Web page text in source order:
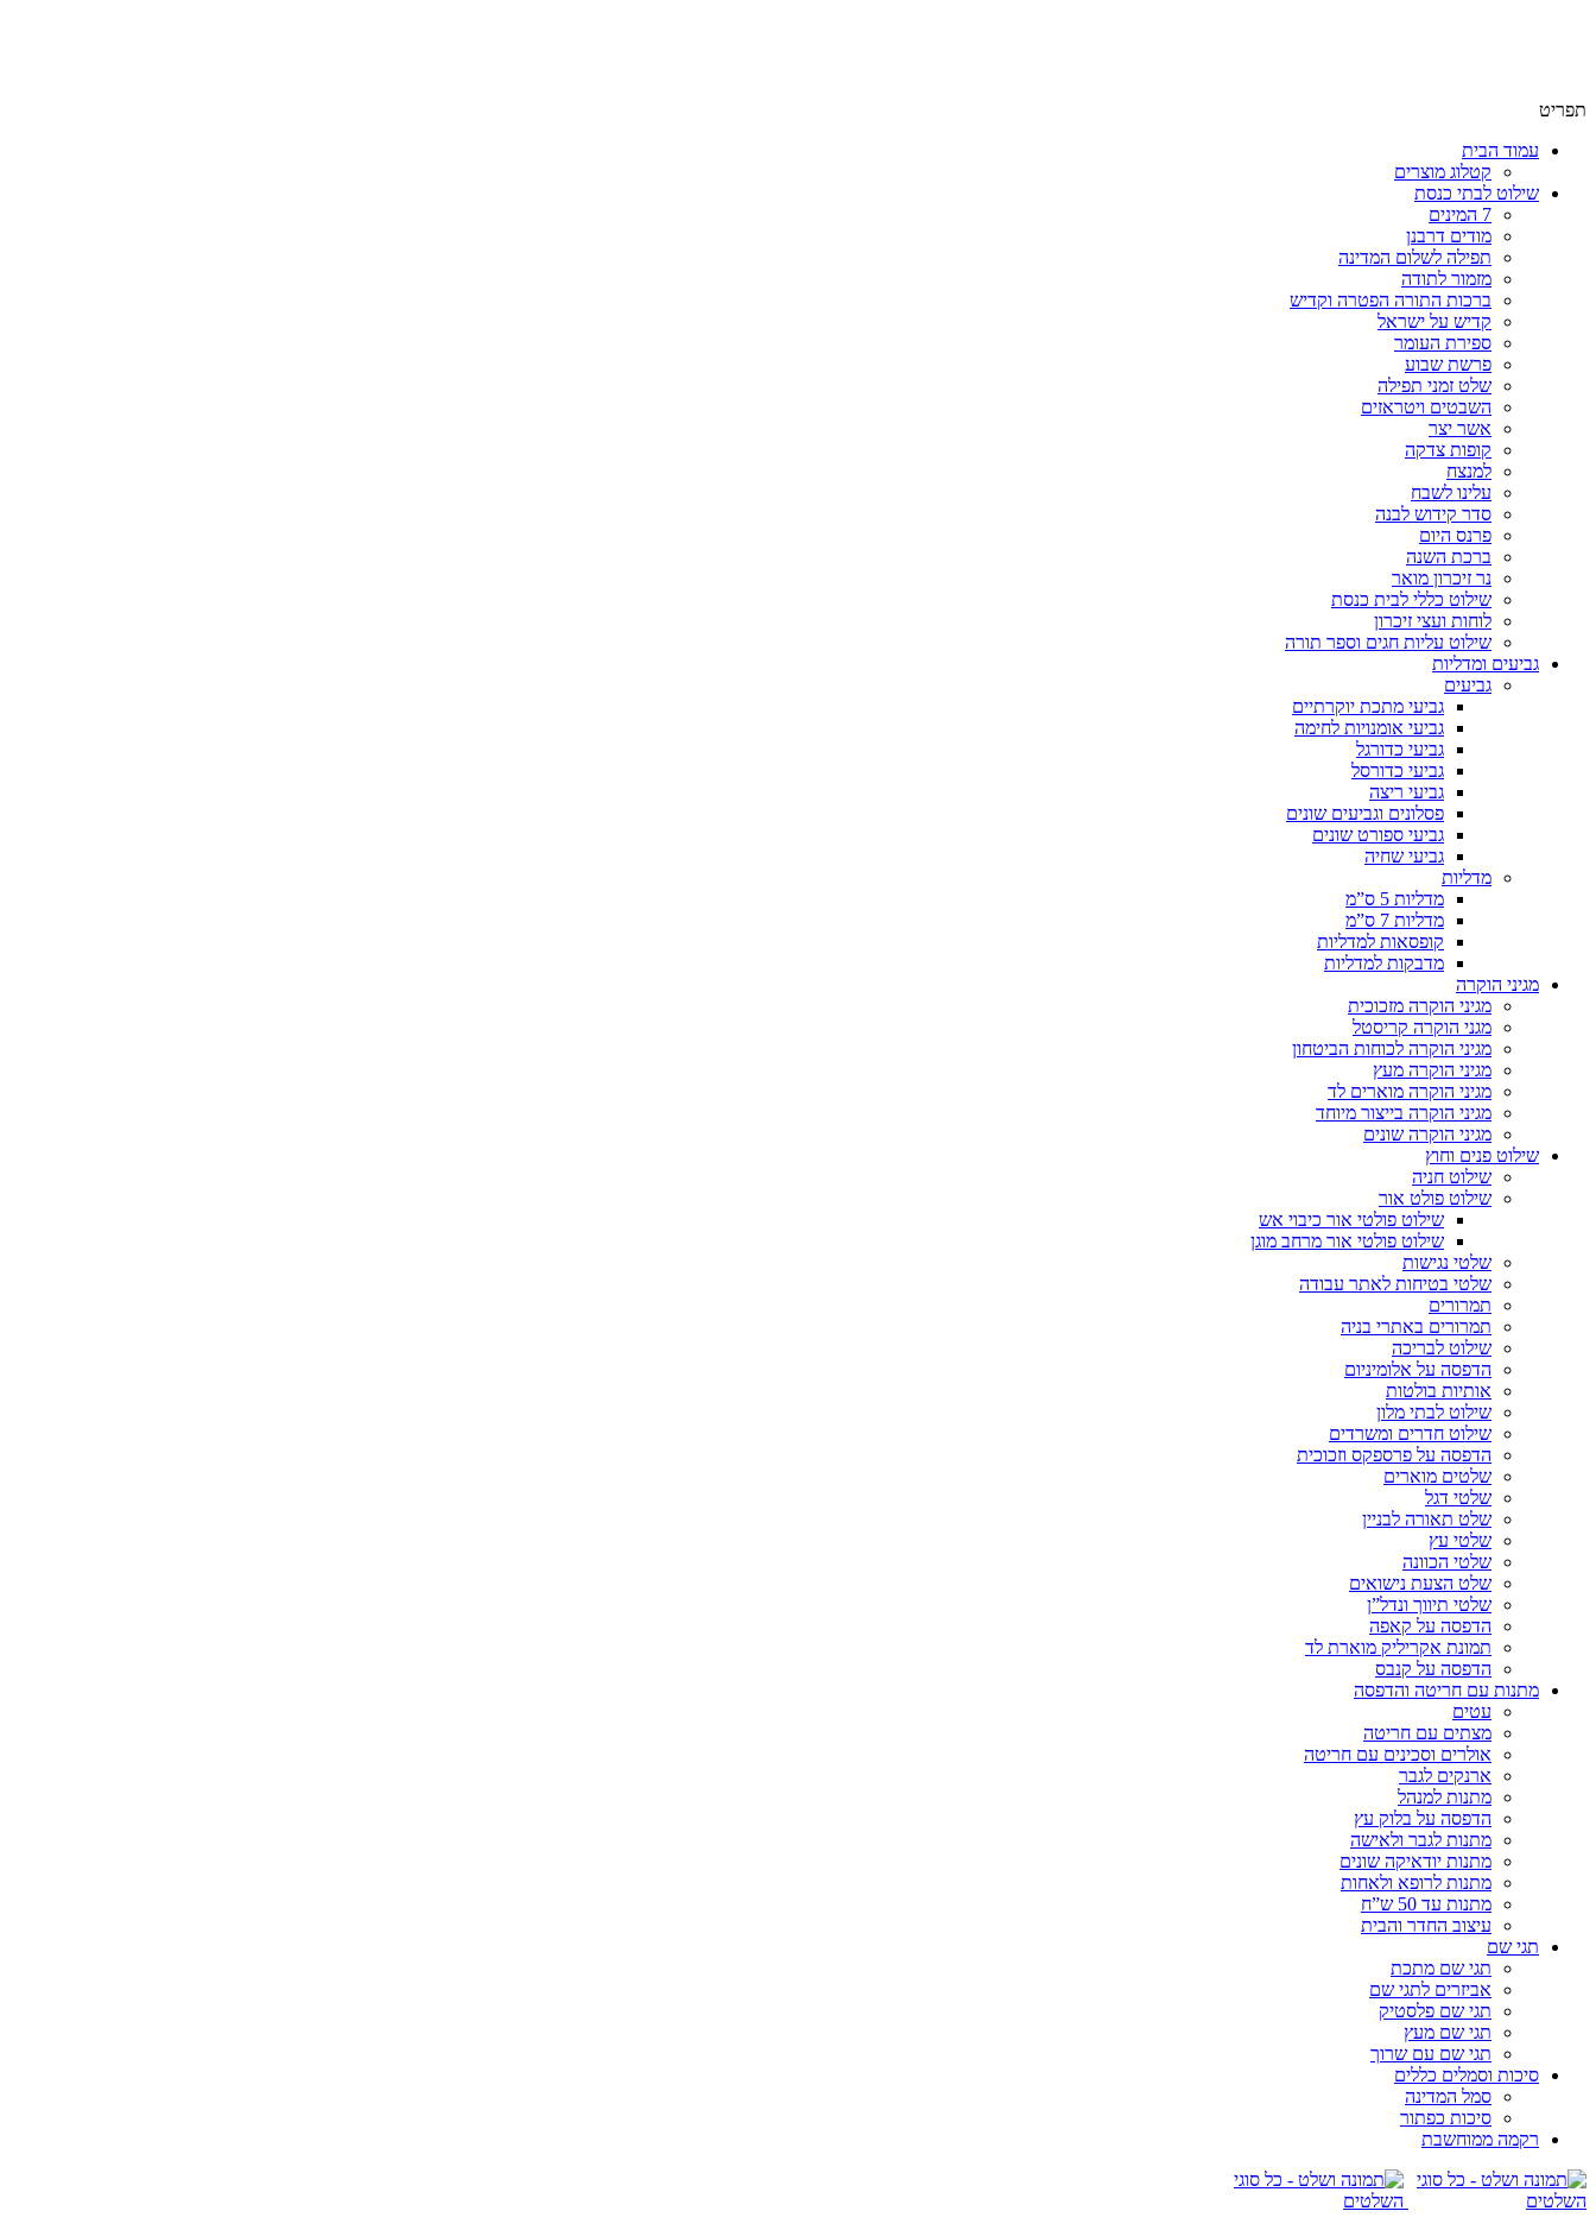
תפריט
עמוד הבית
קטלוג מוצרים
שילוט לבתי כנסת
7 המינים
מודים דרבנן
תפילה לשלום המדינה
מזמור לתודה
ברכות התורה הפטרה וקדיש
קדיש על ישראל
ספירת העומר
פרשת שבוע
שלט זמני תפילה
השבטים ויטראזים
אשר יצר
קופות צדקה
למנצח
עלינו לשבח
סדר קידוש לבנה
פרנס היום
ברכת השנה
נר זיכרון מואר
שילוט כללי לבית כנסת
לוחות ועצי זיכרון
שילוט עליות חגים וספר תורה
גביעים ומדליות
גביעים
גביעי מתכת יוקרתיים
גביעי אומנויות לחימה
גביעי כדורגל
גביעי כדורסל
גביעי ריצה
פסלונים וגביעים שונים
גביעי ספורט שונים
גביעי שחיה
מדליות
מדליות 5 ס”מ
מדליות 7 ס”מ
קופסאות למדליות
מדבקות למדליות
מגיני הוקרה
מגיני הוקרה מזכוכית
מגני הוקרה קריסטל
מגיני הוקרה לכוחות הביטחון
מגיני הוקרה מעץ
מגיני הוקרה מוארים לד
מגיני הוקרה בייצור מיוחד
מגיני הוקרה שונים
שילוט פנים וחוץ
שילוט חניה
שילוט פולט אור
שילוט פולטי אור כיבוי אש
שילוט פולטי אור מרחב מוגן
שלטי נגישות
שלטי בטיחות לאתר עבודה
תמרורים
תמרורים באתרי בניה
שילוט לבריכה
הדפסה על אלומיניום
אותיות בולטות
שילוט לבתי מלון
שילוט חדרים ומשרדים
הדפסה על פרספקס וזכוכית
שלטים מוארים
שלטי דגל
שלט תאורה לבניין
שלטי עץ
שלטי הכוונה
שלט הצעת נישואים
שלטי תיווך ונדל”ן
הדפסה על קאפה
תמונת אקריליק מוארת לד
הדפסה על קנבס
מתנות עם חריטה והדפסה
עטים
מצתים עם חריטה
אולרים וסכינים עם חריטה
ארנקים לגבר
מתנות למנהל
הדפסה על בלוק עץ
מתנות לגבר ולאישה
מתנות יודאיקה שונים
מתנות לרופא ולאחות
מתנות עד 50 ש”ח
עיצוב החדר והבית
תגי שם
תגי שם מתכת
אביזרים לתגי שם
תגי שם פלסטיק
תגי שם מעץ
תגי שם עם שרוך
סיכות וסמלים כללים
סמל המדינה
סיכות כפתור
רקמה ממוחשבת